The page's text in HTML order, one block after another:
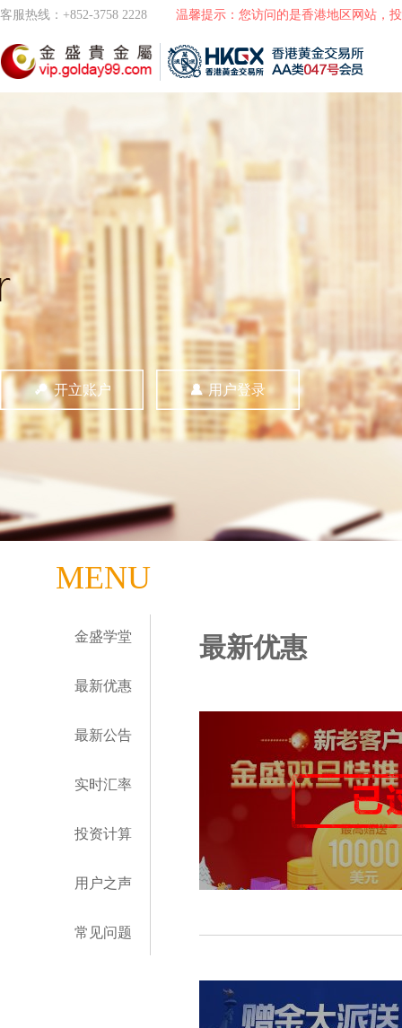
客服热线：+852-3758 2228 温馨提示：您访问的是香港地区网站，
开立账户 用户登录
MENU
金盛学堂
最新优惠
最新公告
实时汇率
投资计算
用户之声
常见问题
最新优惠